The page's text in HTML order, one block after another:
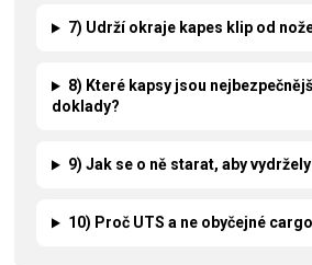
7) Udrží okraje kapes klip od
8) Které kapsy jsou
doklady?
9) Jak se o ně starat, aby
10) Proč UTS a ne obyčejné